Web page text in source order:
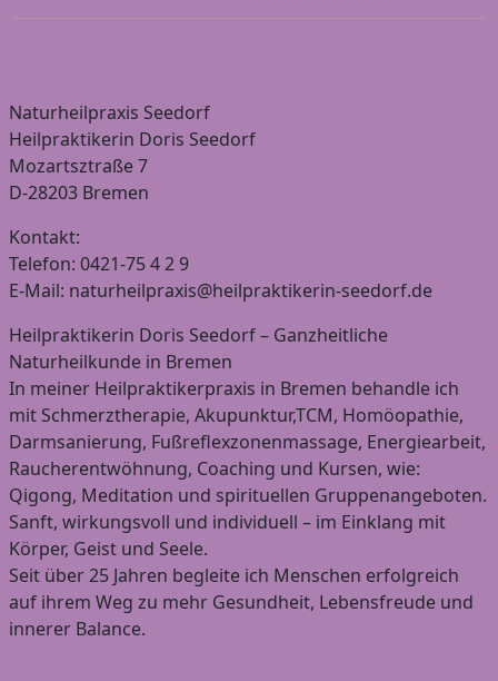
Naturheilpraxis Seedorf
Heilpraktikerin Doris Seedorf
Mozartsztraße 7
D-28203 Bremen
Kontakt:
Telefon: 0421-75 4 2 9
E-Mail: naturheilpraxis@heilpraktikerin-seedorf.de
Heilpraktikerin Doris Seedorf – Ganzheitliche
Naturheilkunde in Bremen
In meiner Heilpraktikerpraxis in Bremen behandle ich
mit Schmerztherapie, Akupunktur,TCM, Homöopathie,
Darmsanierung, Fußreflexzonenmassage, Energiearbeit,
Raucherentwöhnung, Coaching und Kursen, wie:
Qigong, Meditation und spirituellen Gruppenangeboten.
Sanft, wirkungsvoll und individuell – im Einklang mit
Körper, Geist und Seele.
Seit über 25 Jahren begleite ich Menschen erfolgreich
auf ihrem Weg zu mehr Gesundheit, Lebensfreude und
innerer Balance.